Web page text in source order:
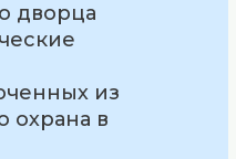
дворца
из
охрана в